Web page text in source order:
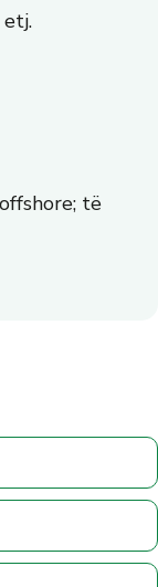
etj.
të